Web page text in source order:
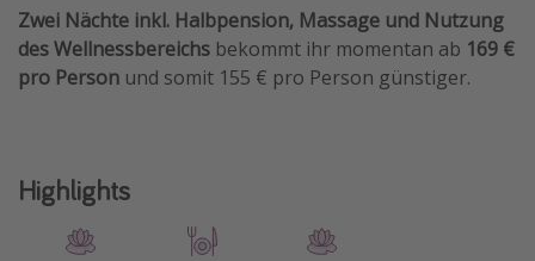
Reisepassfreie Reiseziele
Travel Know How
Silvesterreisen
Last Minute Urlaub Deutschland
Zwei Nächte inkl. Halbpension, Massage und Nutzung
des Wellnessbereichs bekommt ihr momentan ab 169 €
pro Person und somit 155 € pro Person günstiger.
Highlights